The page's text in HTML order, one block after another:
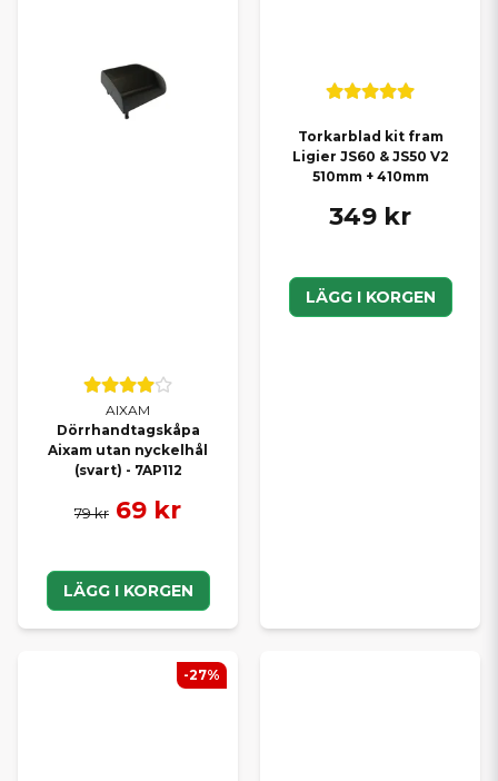
AIXAM
Dörrhandtagskåpa
Aixam utan nyckelhål
(svart) - 7AP112
79 kr 69 kr
LÄGG I KORGEN
Torkarblad kit fram
Ligier JS60 & JS50 V2
510mm + 410mm
349 kr
LÄGG I KORGEN
-27%